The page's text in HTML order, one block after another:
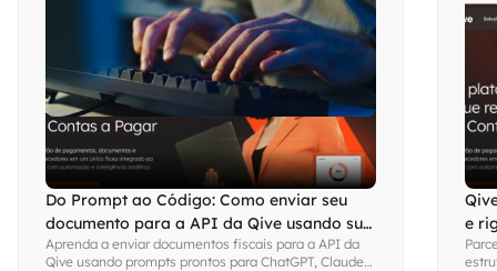
Do Prompt ao Código: Como enviar seu
documento para a API da Qive usando sua
IA favorita
Aprenda a enviar documentos fiscais para a API da
Qive usando prompts prontos para ChatGPT, Claude
e